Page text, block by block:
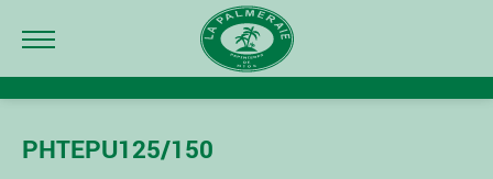
PHTEPU125/150